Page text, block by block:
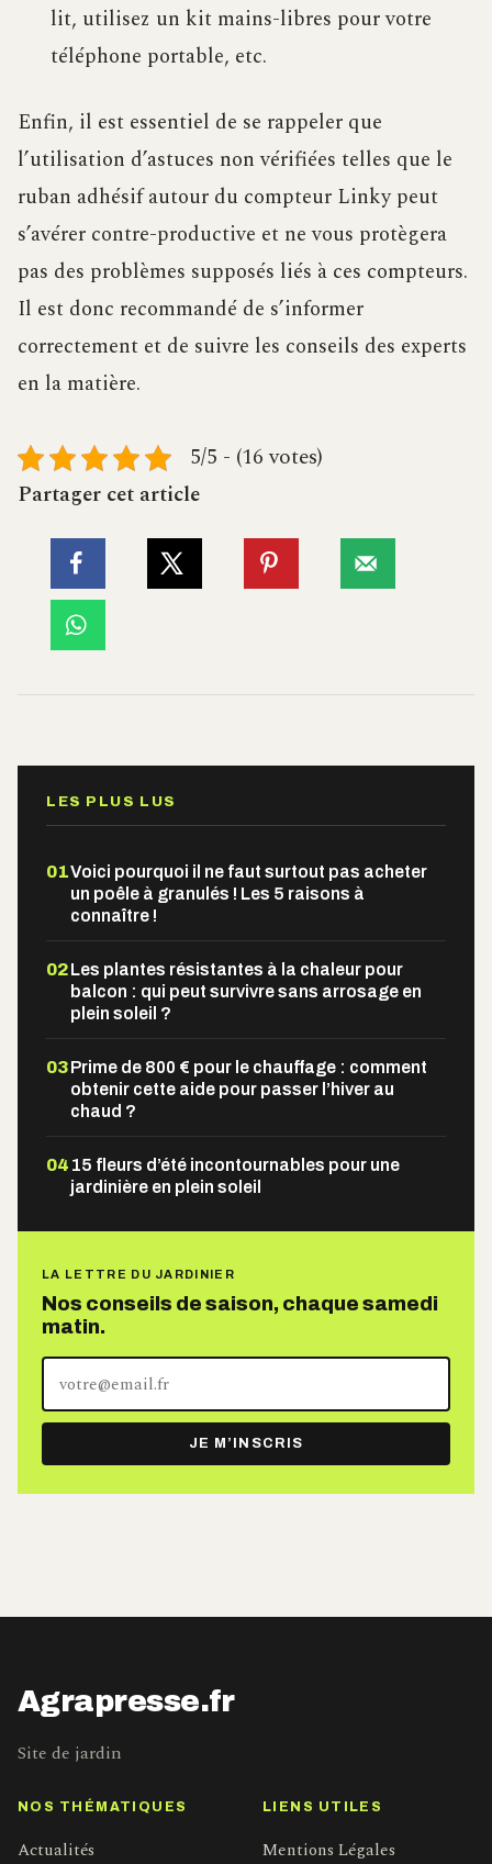
lit, utilisez un kit mains-libres pour votre
téléphone portable, etc.
Enfin, il est essentiel de se rappeler que
l’utilisation d’astuces non vérifiées telles que le
ruban adhésif autour du compteur Linky peut
s’avérer contre-productive et ne vous protègera
pas des problèmes supposés liés à ces compteurs.
Il est donc recommandé de s’informer
correctement et de suivre les conseils des experts
en la matière.
5/5 - (16 votes)
Partager cet article
LES PLUS LUS
01Voici pourquoi il ne faut surtout pas acheter
un poêle à granulés ! Les 5 raisons à
connaître !
02Les plantes résistantes à la chaleur pour
balcon : qui peut survivre sans arrosage en
plein soleil ?
03Prime de 800 € pour le chauffage : comment
obtenir cette aide pour passer l’hiver au
chaud ?
04 15 fleurs d’été incontournables pour une
jardinière en plein soleil
LA LETTRE DU JARDINIER
Nos conseils de saison, chaque samedi
matin.
adresse
e-
mail
JE M’INSCRIS
Agrapresse.fr
Site de jardin
NOS THÉMATIQUES
Actualités
LIENS UTILES
Mentions Légales